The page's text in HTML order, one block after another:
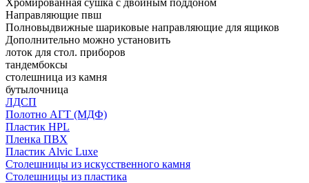
Направляющие пвш
Полновыдвижные шариковые направляющие для ящиков
Дополнительно можно установить
лоток для стол. приборов
тандембоксы
столешница из камня
бутылочница
ЛДСП
Полотно АГТ (МДФ)
Пластик HPL
Пленка ПВХ
Пластик Alvic Luxe
Столешницы из искусственного камня
Столешницы из пластика